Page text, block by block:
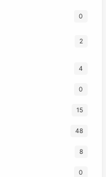
0
2
4
0
15
48
8
0